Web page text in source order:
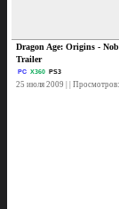
Dragon Age: Origins -
Trailer
PC X360 PS3
25 июля 2009 | |